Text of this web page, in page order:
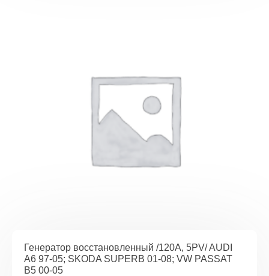
Генератор восстановленный /120A, 5PV/ AUDI
A6 97-05; SKODA SUPERB 01-08; VW PASSAT
B5 00-05